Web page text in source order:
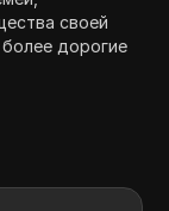
своей
дорогие